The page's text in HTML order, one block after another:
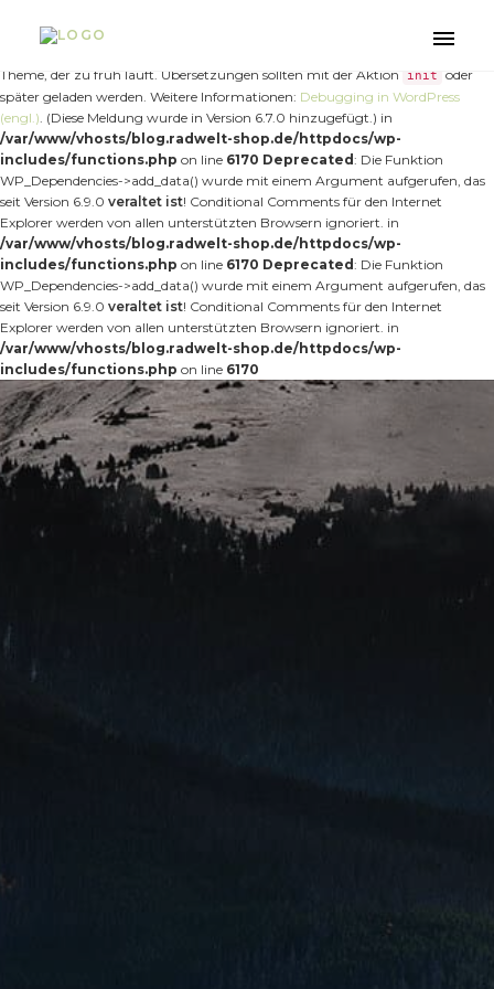
aufgerufen. Das Laden der Übersetzung für die Domain
nt-forester wurde
Theme, der zu früh läuft. Übersetzungen sollten mit der Aktion
init
oder
später geladen werden. Weitere Informationen: Debugging in WordPress
(engl.). (Diese Meldung wurde in Version 6.7.0 hinzugefügt.) in
/var/www/vhosts/blog.radwelt-shop.de/httpdocs/wp-
includes/functions.php on line 6170 Deprecated : Die Funktion
WP_Dependencies->add_data() wurde mit einem Argument aufgerufen, das
seit Version 6.9.0 veraltet ist! Conditional Comments für den Internet
Explorer werden von allen unterstützten Browsern ignoriert. in
/var/www/vhosts/blog.radwelt-shop.de/httpdocs/wp-
includes/functions.php on line 6170 Deprecated : Die Funktion
WP_Dependencies->add_data() wurde mit einem Argument aufgerufen, das
seit Version 6.9.0 veraltet ist! Conditional Comments für den Internet
Explorer werden von allen unterstützten Browsern ignoriert. in
/var/www/vhosts/blog.radwelt-shop.de/httpdocs/wp-
includes/functions.php on line 6170
Toggle